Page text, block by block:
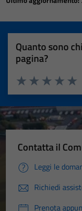
Quanto sono
pagina?
Valuta
Valuta 3
Valuta 2 stelle
Valuta 1 stelle su 5
Contatta il
Leggi le
Richiedi
Prenota